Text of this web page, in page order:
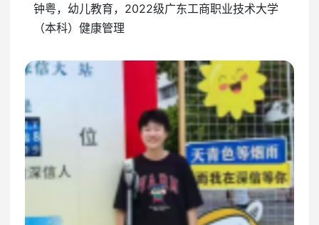
钟粤，幼儿教育，2022级广东工商职业技术大学
（本科）健康管理